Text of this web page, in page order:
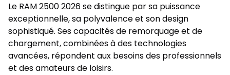
Le RAM 2500 2026 se distingue par sa puissance
exceptionnelle, sa polyvalence et son design
sophistiqué. Ses capacités de remorquage et de
chargement, combinées à des technologies
avancées, répondent aux besoins des professionnels
et des amateurs de loisirs.